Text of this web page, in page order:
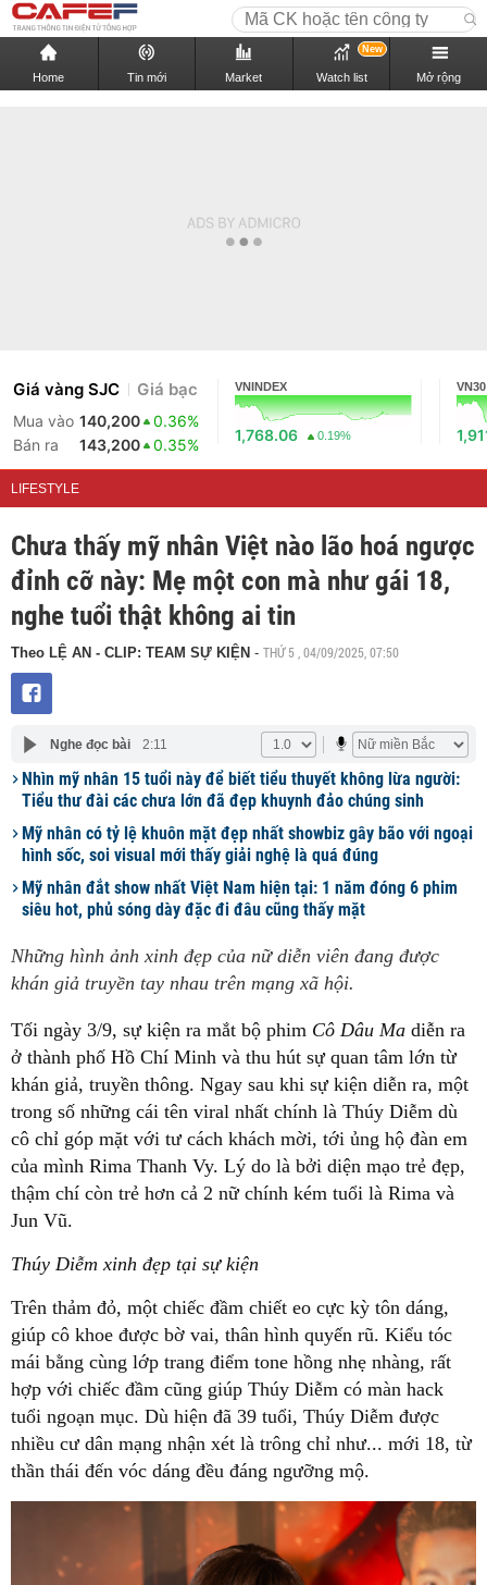
Home Tin mới Market Watch list
New
Mở rộng
Giá vàng SJC Giá bạc
Mua vào 140,200
0.36%
Bán ra
143,200 0.35%
VNINDEX
1,768.06 0.19%
VN30
LIFESTYLE
Chưa thấy mỹ nhân Việt nào lão hoá ngược
đỉnh cỡ này: Mẹ một con mà như gái 18,
nghe tuổi thật không ai tin
Theo LỆ AN - CLIP: TEAM SỰ KIỆN - THỨ 5 , 04/09/2025, 07:50
Nghe đọc bài 2:11
Nhìn mỹ nhân 15 tuổi này để biết tiểu thuyết không lừa người:
Tiểu thư đài các chưa lớn đã đẹp khuynh đảo chúng sinh
Mỹ nhân có tỷ lệ khuôn mặt đẹp nhất showbiz gây bão với ngoại
hình sốc, soi visual mới thấy giải nghệ là quá đúng
Mỹ nhân đắt show nhất Việt Nam hiện tại: 1 năm đóng 6 phim
siêu hot, phủ sóng dày đặc đi đâu cũng thấy mặt
Những hình ảnh xinh đẹp của nữ diễn viên đang được
khán giả truyền tay nhau trên mạng xã hội.
Tối ngày 3/9, sự kiện ra mắt bộ phim Cô Dâu Ma diễn ra
ở thành phố Hồ Chí Minh và thu hút sự quan tâm lớn từ
khán giả, truyền thông. Ngay sau khi sự kiện diễn ra, một
trong số những cái tên viral nhất chính là Thúy Diễm dù
cô chỉ góp mặt với tư cách khách mời, tới ủng hộ đàn em
của mình Rima Thanh Vy. Lý do là bởi diện mạo trẻ đẹp,
thậm chí còn trẻ hơn cả 2 nữ chính kém tuổi là Rima và
Jun Vũ.
Thúy Diễm xinh đẹp tại sự kiện
Trên thảm đỏ, một chiếc đầm chiết eo cực kỳ tôn dáng,
giúp cô khoe được bờ vai, thân hình quyến rũ. Kiểu tóc
mái bằng cùng lớp trang điểm tone hồng nhẹ nhàng, rất
hợp với chiếc đầm cũng giúp Thúy Diễm có màn hack
tuổi ngoạn mục. Dù hiện đã 39 tuổi, Thúy Diễm được
nhiều cư dân mạng nhận xét là trông chỉ như... mới 18, từ
thần thái đến vóc dáng đều đáng ngưỡng mộ.